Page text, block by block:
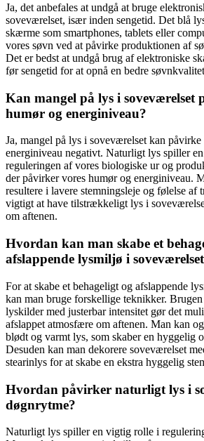
Ja, det anbefales at undgå at bruge
soveværelset, især inden sengetid. Det blå
skærme som smartphones, tablets eller
vores søvn ved at påvirke produktionen af
Det er bedst at undgå brug af elektroniske
før sengetid for at opnå en bedre
Kan mangel på lys i soveværelset
humør og energiniveau?
Ja, mangel på lys i soveværelset kan
energiniveau negativt. Naturligt lys spiller
reguleringen af vores biologiske ur og
der påvirker vores humør og energiniveau.
resultere i lavere stemningsleje og følelse af
vigtigt at have tilstrækkeligt lys i
om aftenen.
Hvordan kan man skabe et
afslappende lysmiljø i
For at skabe et behageligt og afslappende
kan man bruge forskellige teknikker.
lyskilder med justerbar intensitet gør det
afslappet atmosfære om aftenen. Man kan
blødt og varmt lys, som skaber en hyggelig
Desuden kan man dekorere soveværelset
stearinlys for at skabe en ekstra hyggelig
Hvordan påvirker naturligt lys i
døgnrytme?
Naturligt lys spiller en vigtig rolle i